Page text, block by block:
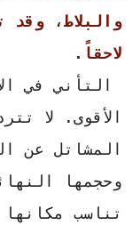
والبلاط، وقد
لاحقاً.
التأني في
الأقوى. لا
المشاتل عن
وحجمها
تناسب